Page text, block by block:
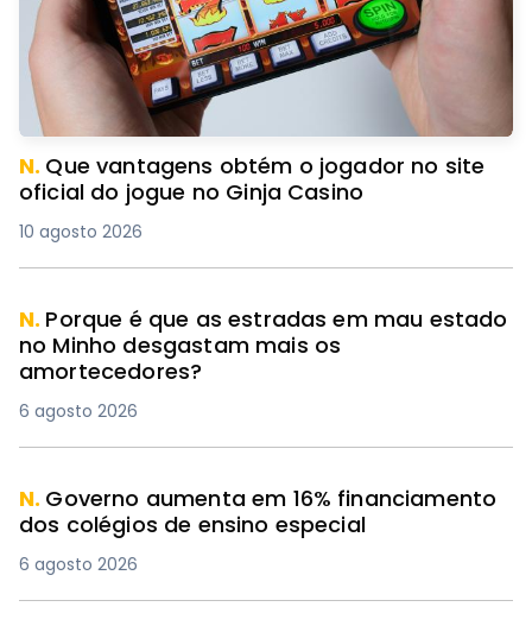
N. Que vantagens obtém o jogador no site
oficial do jogue no Ginja Casino
10 agosto 2026
N. Porque é que as estradas em mau estado
no Minho desgastam mais os
amortecedores?
6 agosto 2026
N. Governo aumenta em 16% financiamento
dos colégios de ensino especial
6 agosto 2026